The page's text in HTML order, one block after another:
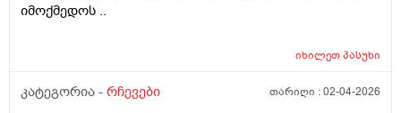
იმოქმედოს ..
იხილეთპასუხი
კატეგორია - რჩევები თარიღი :02-04-2026